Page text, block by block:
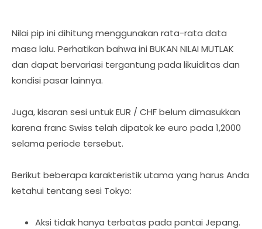
Nilai pip ini dihitung menggunakan rata-rata data
masa lalu. Perhatikan bahwa ini BUKAN NILAI MUTLAK
dan dapat bervariasi tergantung pada likuiditas dan
kondisi pasar lainnya.
Juga, kisaran sesi untuk EUR / CHF belum dimasukkan
karena franc Swiss telah dipatok ke euro pada 1,2000
selama periode tersebut.
Berikut beberapa karakteristik utama yang harus Anda
ketahui tentang sesi Tokyo:
Aksi tidak hanya terbatas pada pantai Jepang.